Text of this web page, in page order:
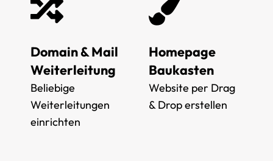
Domain & Mail
Weiterleitung
Beliebige
Weiterleitungen
einrichten
Homepage
Baukasten
Website per Drag
& Drop erstellen